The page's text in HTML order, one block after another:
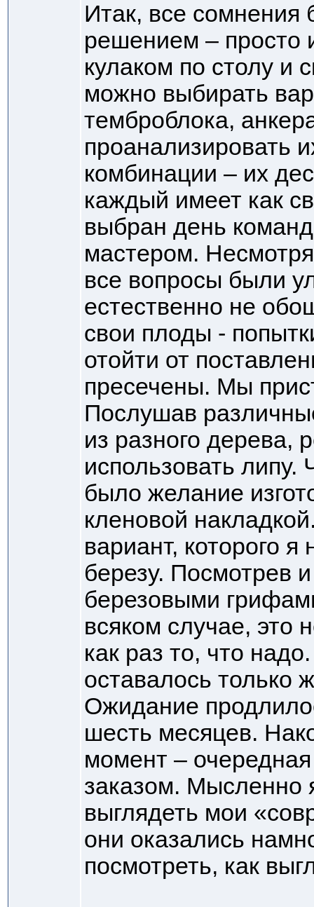
Итак, все
решением – просто
кулаком по столу и
можно выбирать
темброблока,
проанализировать
комбинации – их
каждый имеет как
выбран день
мастером.
все вопросы были
естественно не
свои плоды -
отойти от
пресечены. Мы
Послушав
из разного дерева,
использовать липу.
было желание
кленовой
вариант, которого
березу. Посмотрев
березовыми
всяком случае, это
как раз то, что
оставалось только
Ожидание
шесть месяцев.
момент –
заказом. Мысленно
выглядеть мои
они оказались
посмотреть, как